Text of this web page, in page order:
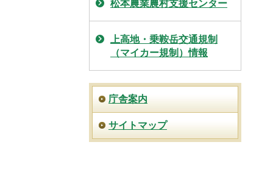
松本農業農村支援センター
上高地・乗鞍岳交通規制
（マイカー規制）情報
庁舎案内
サイトマップ